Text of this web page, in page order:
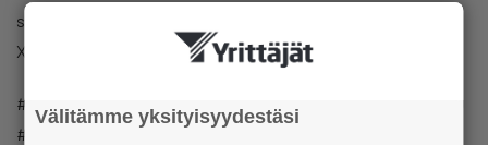
suosittelen erityisesti näiden yritysten palveluja: XX, XX ja
XX. Mitä sinä suosittelet?
#Ostaläheltä #Lähilauantai #EiKuntaaIlmanYrityksiä
#yrittäjät
Välitämme yksityisyydestäsi